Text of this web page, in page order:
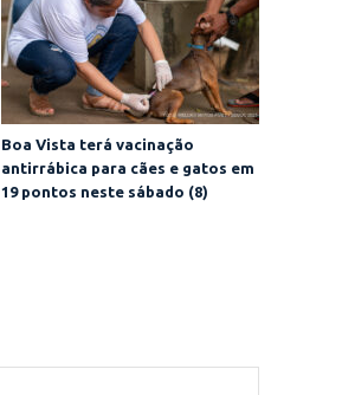
Boa Vista terá vacinação
antirrábica para cães e gatos em
19 pontos neste sábado (8)